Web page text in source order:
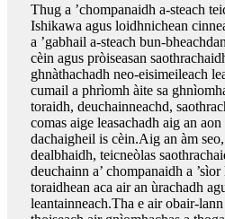
Thug a ’chompanaidh a-steach
Ishikawa agus loidhnichean
a ’gabhail a-steach bun-
cèin agus pròiseasan
ghnàthachadh neo-eisimeileach
cumail a phrìomh àite sa
toraidh, deuchainneachd,
comas aige leasachadh aig an
dachaigheil is cèin.Aig an àm
dealbhaidh, teicneòlas
deuchainn a’ chompanaidh a
toraidhean aca air an ùrachadh
leantainneach.Tha e air obair-